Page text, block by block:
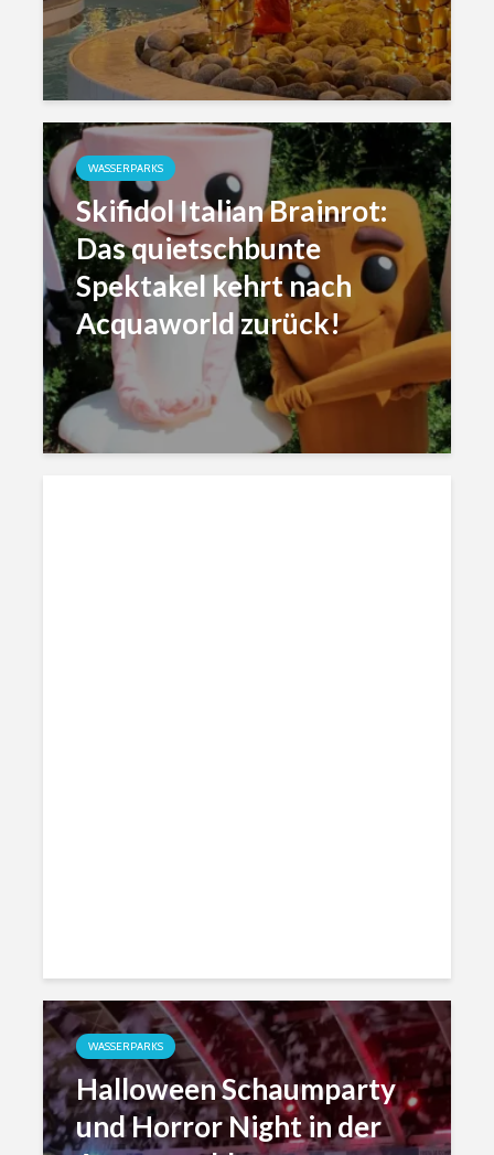
WASSERPARKS
Skifidol Italian Brainrot:
Das quietschbunte
Spektakel kehrt nach
Acquaworld zurück!
WASSERPARKS
Halloween Schaumparty
und Horror Night in der